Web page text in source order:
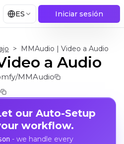
ES Iniciar sesión
> MMAudio | Video a Audio
a Audio
MMAudio
our Auto-Setup
workflow.
- we handle every